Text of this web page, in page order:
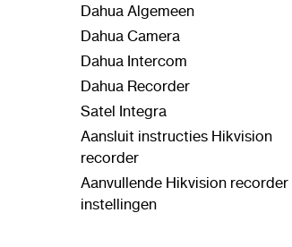
Dahua Algemeen
Dahua Camera
Dahua Intercom
Dahua Recorder
Satel Integra
Aansluit instructies Hikvision
recorder
Aanvullende Hikvision recorder
instellingen